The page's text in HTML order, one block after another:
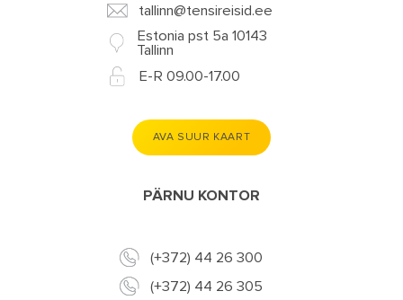
tallinn@tensireisid.ee
Estonia pst 5a 10143
Tallinn
E-R 09.00-17.00
AVA SUUR KAART
PÄRNU KONTOR
(+372) 44 26 300
(+372) 44 26 305